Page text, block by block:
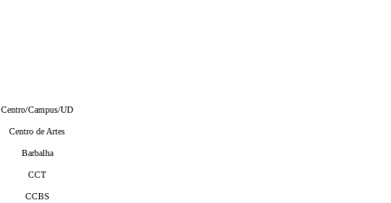
Centro/Campus/UD
Centro de Artes
Barbalha
CCT
CCBS